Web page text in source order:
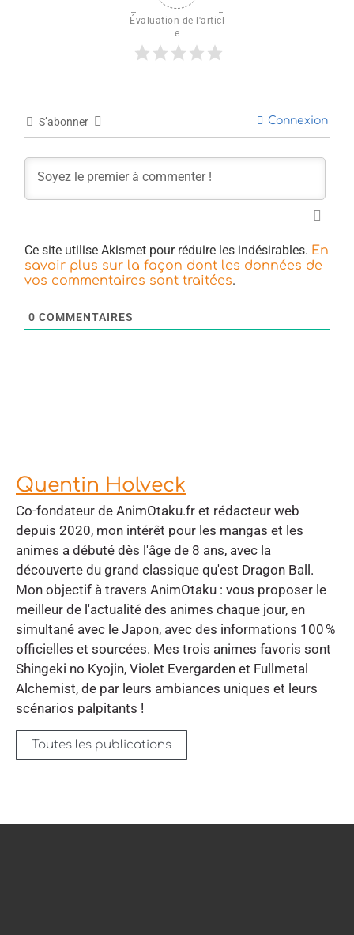
Évaluation de l'articl
e
S’abonner Connexion
Ce site utilise Akismet pour réduire les indésirables. En
savoir plus sur la façon dont les données de
vos commentaires sont traitées.
0 COMMENTAIRES
Quentin Holveck
Co-fondateur de AnimOtaku.fr et rédacteur web
depuis 2020, mon intérêt pour les mangas et les
animes a débuté dès l'âge de 8 ans, avec la
découverte du grand classique qu'est Dragon Ball.
Mon objectif à travers AnimOtaku : vous proposer le
meilleur de l'actualité des animes chaque jour, en
simultané avec le Japon, avec des informations 100 %
officielles et sourcées. Mes trois animes favoris sont
Shingeki no Kyojin, Violet Evergarden et Fullmetal
Alchemist, de par leurs ambiances uniques et leurs
scénarios palpitants !
Toutes les publications